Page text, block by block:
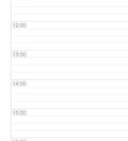
12:00
13:00
14:00
15:00